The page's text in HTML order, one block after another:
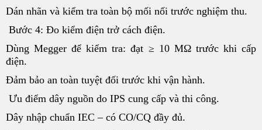
Dán nhãn và kiểm tra toàn bộ mối nối trước nghiệm thu.
Bước 4: Đo kiểm điện trở cách điện.
Dùng Megger để kiểm tra: đạt ≥ 10 MΩ trước khi cấp
điện.
Đảm bảo an toàn tuyệt đối trước khi vận hành.
Ưu điểm dây nguồn do IPS cung cấp và thi công.
Dây nhập chuẩn IEC – có CO/CQ đầy đủ.